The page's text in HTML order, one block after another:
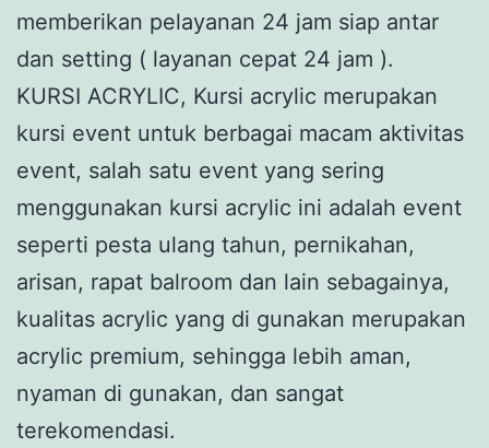
memberikan pelayanan 24 jam siap antar
dan setting ( layanan cepat 24 jam ).
KURSI ACRYLIC, Kursi acrylic merupakan
kursi event untuk berbagai macam aktivitas
event, salah satu event yang sering
menggunakan kursi acrylic ini adalah event
seperti pesta ulang tahun, pernikahan,
arisan, rapat balroom dan lain sebagainya,
kualitas acrylic yang di gunakan merupakan
acrylic premium, sehingga lebih aman,
nyaman di gunakan, dan sangat
terekomendasi.